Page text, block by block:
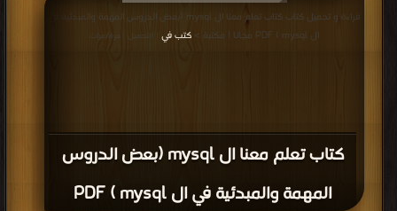
كتاب تعلم معنا ال mysql (بعض الدروس
المهمة والمبدئية في ال mysql ) PDF
قراءة و تحميل كتاب كتاب تعلم معنا ال mysql (بعض الدروس المهمة والمبدئية في
ال mysql ) PDF مجانا | مكتبة >
كتب في | التحميل : مرة/مرات